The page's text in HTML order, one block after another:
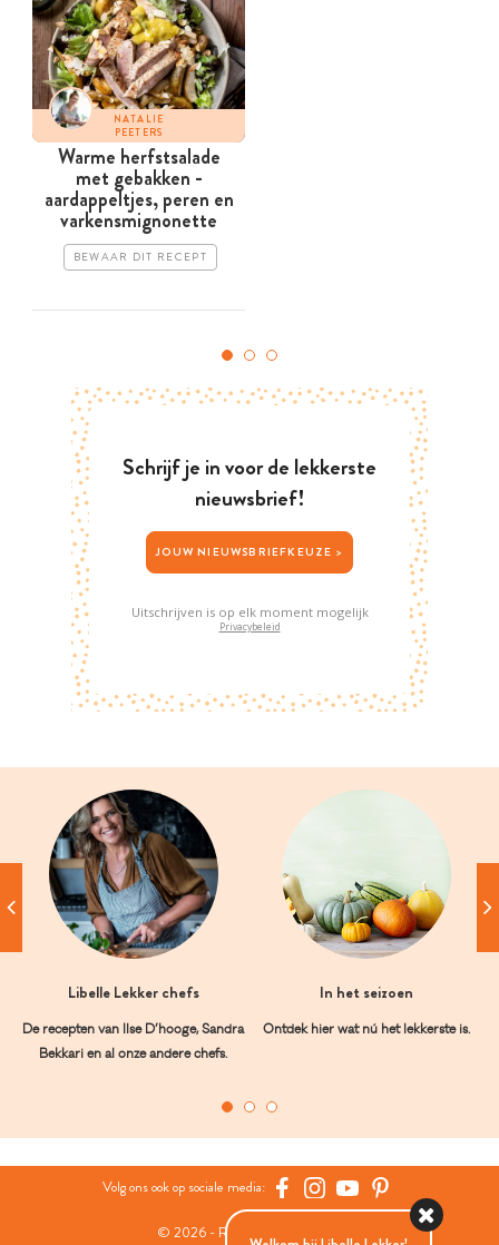
NATALIE
PEETERS
Warme herfstsalade
met gebakken ­
aardappeltjes, peren en
varkensmignonette
BEWAAR DIT RECEPT
Schrijf je in voor de lekkerste
nieuwsbrief!
JOUW NIEUWSBRIEFKEUZE >
Uitschrijven is op elk moment mogelijk
Privacybeleid
Libelle Lekker chefs
De recepten van Ilse D’hooge, Sandra
Bekkari en al onze andere chefs.
In het seizoen
Ontdek hier wat nú het lekkerste is.
Volg ons ook op sociale media:
© 2026 - Roularta Media Group